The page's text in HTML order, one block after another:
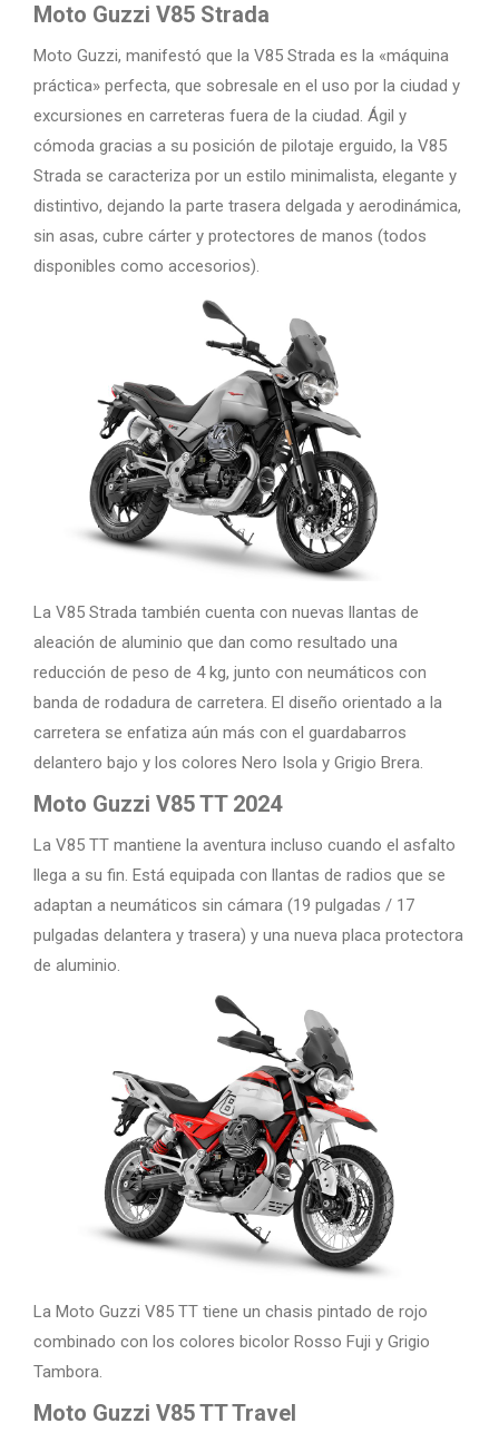
Moto Guzzi V85 Strada
Moto Guzzi, manifestó que la V85 Strada es la «máquina
práctica» perfecta, que sobresale en el uso por la ciudad y
excursiones en carreteras fuera de la ciudad. Ágil y
cómoda gracias a su posición de pilotaje erguido, la V85
Strada se caracteriza por un estilo minimalista, elegante y
distintivo, dejando la parte trasera delgada y aerodinámica,
sin asas, cubre cárter y protectores de manos (todos
disponibles como accesorios).
La V85 Strada también cuenta con nuevas llantas de
aleación de aluminio que dan como resultado una
reducción de peso de 4 kg, junto con neumáticos con
banda de rodadura de carretera. El diseño orientado a la
carretera se enfatiza aún más con el guardabarros
delantero bajo y los colores Nero Isola y Grigio Brera.
Moto Guzzi V85 TT 2024
La V85 TT mantiene la aventura incluso cuando el asfalto
llega a su fin. Está equipada con llantas de radios que se
adaptan a neumáticos sin cámara (19 pulgadas / 17
pulgadas delantera y trasera) y una nueva placa protectora
de aluminio.
La Moto Guzzi V85 TT tiene un chasis pintado de rojo
combinado con los colores bicolor Rosso Fuji y Grigio
Tambora.
Moto Guzzi V85 TT Travel